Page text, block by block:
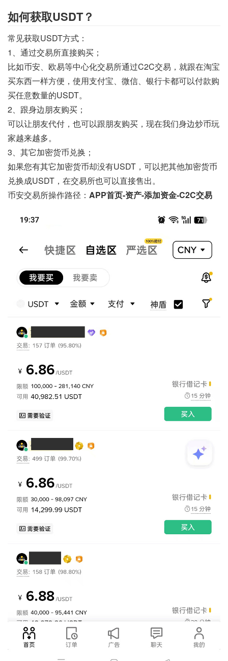
如何获取USDT？
常见获取USDT方式：
1、通过交易所直接购买；
比如币安、欧易等中心化交易所通过C2C交易，就跟在淘宝
买东西一样方便，使用支付宝、微信、银行卡都可以付款购
买任意数量的USDT。
2、跟身边朋友购买；
可以让朋友代付，也可以跟朋友购买，现在我们身边炒币玩
家越来越多。
3、其它加密货币兑换；
如果您有其它加密货币却没有USDT，可以把其他加密货币
兑换成USDT，在交易所也可以直接售出。
币安交易所操作路径： APP首页-资产-添加资金-C2C交易